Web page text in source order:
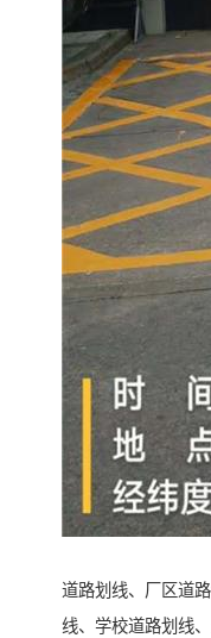
道路划线、厂区道
线、学校道路划线